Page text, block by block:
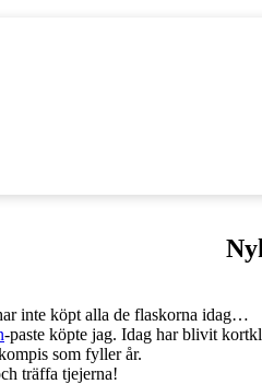
inte köpt alla de flaskorna idag…
-paste köpte jag. Idag har blivit
som fyller år.
träffa tjejerna!